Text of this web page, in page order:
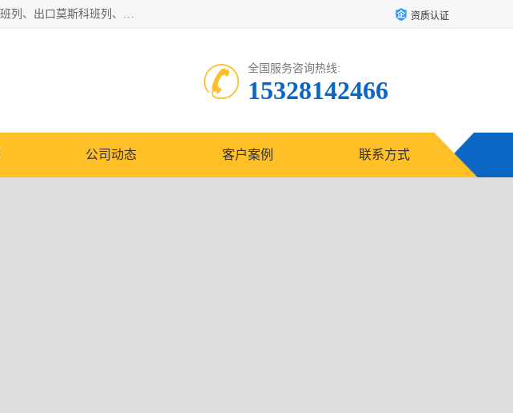
邦赋供应链管理成都有限公司是一家全球性的货物运输代理公司，主要从事：波兰中欧班列、德国中欧班列、出口莫斯科班列、中欧班列进口、蓉欧铁路、成都出口空运等业务，同时亦提供报关、报检、仓储、码头操作等服务。 资质认证
全国服务咨询热线:
15328142466
公司动态 客户案例 联系方式